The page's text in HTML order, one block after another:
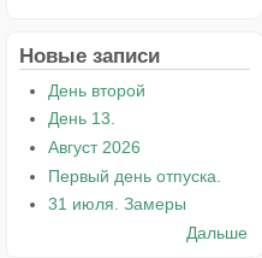
Новые записи
День второй
День 13.
Август 2026
Первый день отпуска.
31 июля. Замеры
Дальше